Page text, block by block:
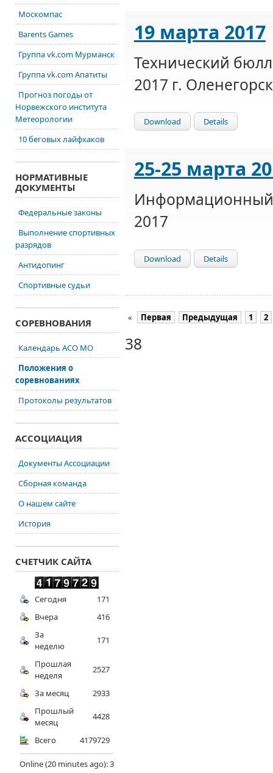
19 марта 2017
Технический
2017 г. Оленегорск
Download Details
25-25 марта
Информационный
2017
Download Details
« Первая Предыдущая 1 2
38
Москомпас
Barents Games
Группа vk.com Мурманск
Группа vk.com Апатиты
Прогноз погоды от
Норвежского института
Метеорологии
10 беговых лайфхаков
НОРМАТИВНЫЕ
ДОКУМЕНТЫ
Федеральные законы
Выполнение спортивных
разрядов
Антидопинг
Спортивные судьи
СОРЕВНОВАНИЯ
Календарь АСО МО
Положения о
соревнованиях
Протоколы результатов
АССОЦИАЦИЯ
Документы Ассоциации
Сборная команда
О нашем сайте
История
СЧЕТЧИК САЙТА
Сегодня
171
Вчера
416
За
неделю
171
Прошлая
неделя
2527
За месяц
2933
Прошлый
месяц
4428
Всего 4179729
Online (20 minutes ago): 3